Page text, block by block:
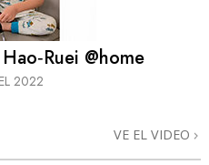
@home
2022
VE EL VIDEO